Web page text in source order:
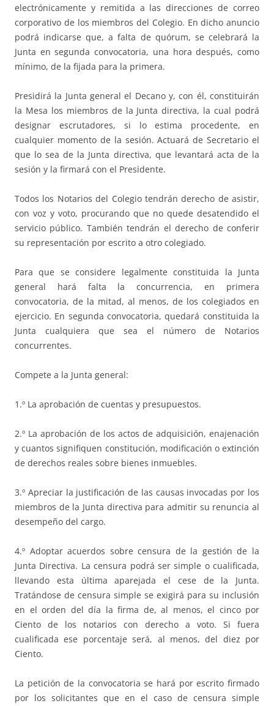
electrónicamente y remitida a las direcciones de correo
corporativo de los miembros del Colegio. En dicho anuncio
podrá indicarse que, a falta de quórum, se celebrará la
Junta en segunda convocatoria, una hora después, como
mínimo, de la fijada para la primera.
Presidirá la Junta general el Decano y, con él, constituirán
la Mesa los miembros de la Junta directiva, la cual podrá
designar escrutadores, si lo estima procedente, en
cualquier momento de la sesión. Actuará de Secretario el
que lo sea de la Junta directiva, que levantará acta de la
sesión y la firmará con el Presidente.
Todos los Notarios del Colegio tendrán derecho de asistir,
con voz y voto, procurando que no quede desatendido el
servicio público. También tendrán el derecho de conferir
su representación por escrito a otro colegiado.
Para que se considere legalmente constituida la Junta
general hará falta la concurrencia, en primera
convocatoria, de la mitad, al menos, de los colegiados en
ejercicio. En segunda convocatoria, quedará constituida la
Junta cualquiera que sea el número de Notarios
concurrentes.
Compete a la Junta general:
1.º La aprobación de cuentas y presupuestos.
2.º La aprobación de los actos de adquisición, enajenación
y cuantos signifiquen constitución, modificación o extinción
de derechos reales sobre bienes inmuebles.
3.º Apreciar la justificación de las causas invocadas por los
miembros de la Junta directiva para admitir su renuncia al
desempeño del cargo.
4.º Adoptar acuerdos sobre censura de la gestión de la
Junta Directiva. La censura podrá ser simple o cualificada,
llevando esta última aparejada el cese de la Junta.
Tratándose de censura simple se exigirá para su inclusión
en el orden del día la firma de, al menos, el cinco por
Ciento de los notarios con derecho a voto. Si fuera
cualificada ese porcentaje será, al menos, del diez por
Ciento.
La petición de la convocatoria se hará por escrito firmado
por los solicitantes que en el caso de censura simple